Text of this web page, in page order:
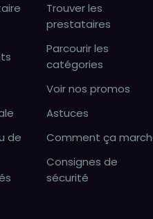
de
Trouver les
prestataires
Parcourir les
catégories
Voir nos promos
Astuces
Comment ça
Consignes de
sécurité